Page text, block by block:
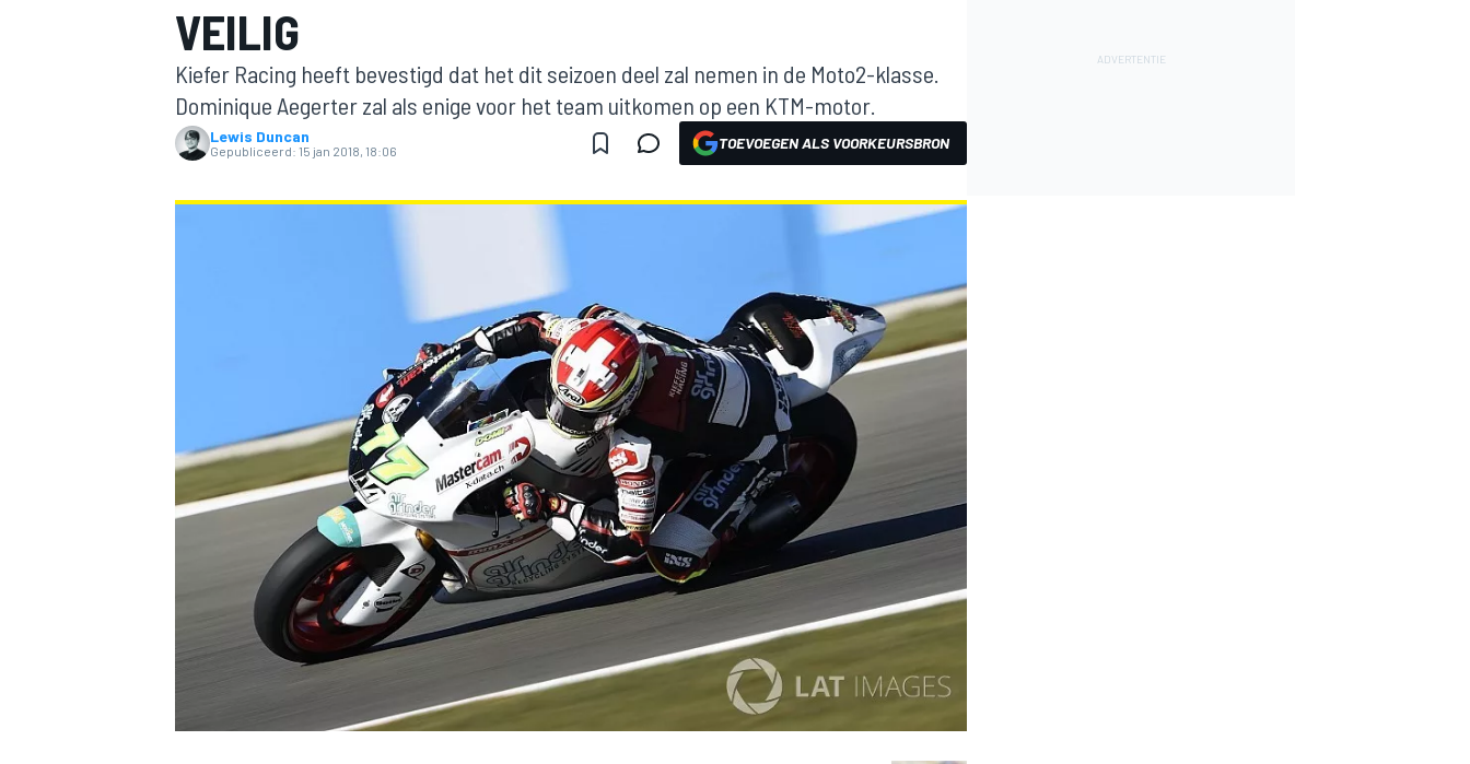
VEILIG
Kiefer Racing heeft bevestigd dat het dit seizoen deel zal nemen in de Moto2-klasse.
Dominique Aegerter zal als enige voor het team uitkomen op een KTM-motor.
Lewis Duncan
Gepubliceerd: 15 jan 2018, 18:06 TOEVOEGEN ALS VOORKEURSBRON